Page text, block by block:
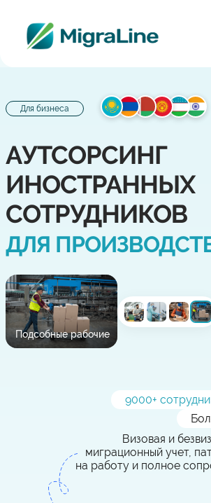
Для бизнеса
АУТСОРСИНГ
ИНОСТРАННЫХ
СОТРУДНИКОВ
ДЛЯ
Подсобные рабочие
9000+
Визовая и
миграционный учет,
на работу и полное